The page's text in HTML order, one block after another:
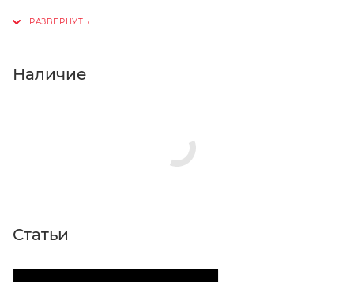
Нажмите кнопку «Оформить заказ».
Наличие
Статьи